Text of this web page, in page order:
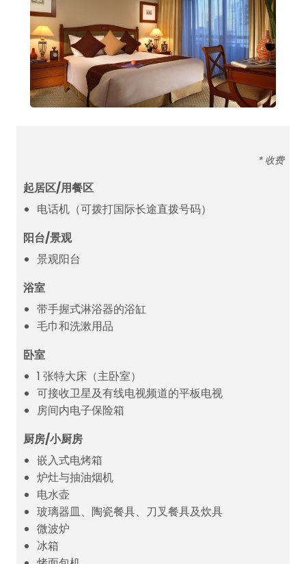
* 收费
起居区/用餐区
电话机（可拨打国际长途直拨号码）
阳台/景观
景观阳台
浴室
带手握式淋浴器的浴缸
毛巾和洗漱用品
卧室
1 张特大床（主卧室）
可接收卫星及有线电视频道的平板电视
房间内电子保险箱
厨房/小厨房
嵌入式电烤箱
炉灶与抽油烟机
电水壶
玻璃器皿、陶瓷餐具、刀叉餐具及炊具
微波炉
冰箱